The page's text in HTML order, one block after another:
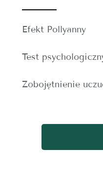
Efekt Pollyanny
Test
Zobojętnienie